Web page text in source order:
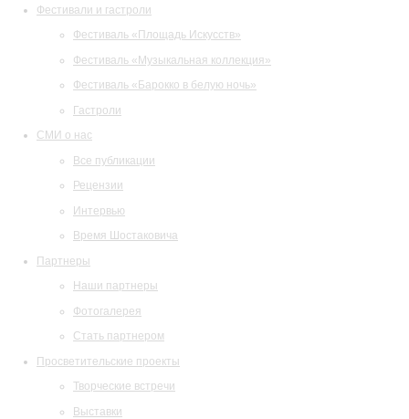
Фестивали и гастроли
Фестиваль «Площадь Искусств»
Фестиваль «Музыкальная коллекция»
Фестиваль «Барокко в белую ночь»
Гастроли
СМИ о нас
Все публикации
Рецензии
Интервью
Время Шостаковича
Партнеры
Наши партнеры
Фотогалерея
Стать партнером
Просветительские проекты
Творческие встречи
Выставки